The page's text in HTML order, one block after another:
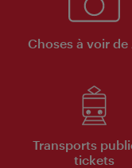
Choses à voir de
Transports
tickets